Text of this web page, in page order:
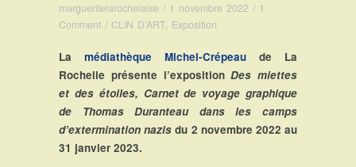
margueritelarochelaise / 1 novembre 2022 / 1
Comment / CLIN D'ART, Exposition
La médiathèque Michel-Crépeau de La
Rochelle présente l’expositionDes miettes
et des étoiles, Carnet de voyage graphique
de Thomas Duranteau dans les camps
d’extermination nazisdu 2 novembre 2022 au
31 janvier 2023.